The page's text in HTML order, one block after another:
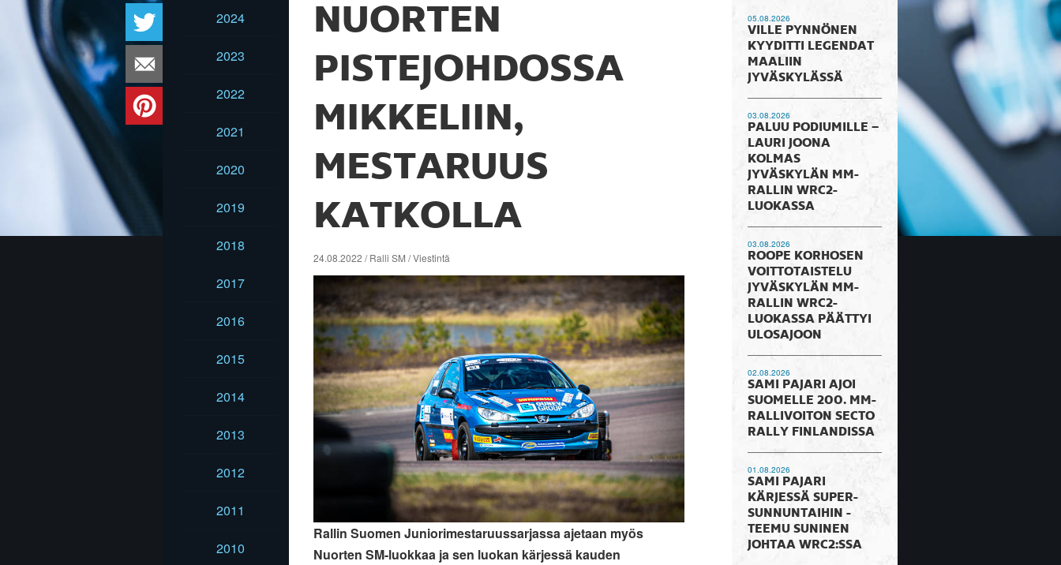
2024
2023
2022
2021
2020
2019
2018
2017
2016
2015
2014
2013
2012
2011
2010
NUORTEN
PISTEJOHDOSSA
MIKKELIIN,
MESTARUUS
KATKOLLA
24.08.2022 / Ralli SM / Viestintä
Rallin Suomen Juniorimestaruussarjassa ajetaan myös
Nuorten SM-luokkaa ja sen luokan kärjessä kauden
05.08.2026
VILLE PYNNÖNEN
KYYDITTI LEGENDAT
MAALIIN
JYVÄSKYLÄSSÄ
03.08.2026
PALUU PODIUMILLE –
LAURI JOONA
KOLMAS
JYVÄSKYLÄN MM-
RALLIN WRC2-
LUOKASSA
03.08.2026
ROOPE KORHOSEN
VOITTOTAISTELU
JYVÄSKYLÄN MM-
RALLIN WRC2-
LUOKASSA PÄÄTTYI
ULOSAJOON
02.08.2026
SAMI PAJARI AJOI
SUOMELLE 200. MM-
RALLIVOITON SECTO
RALLY FINLANDISSA
01.08.2026
SAMI PAJARI
KÄRJESSÄ SUPER-
SUNNUNTAIHIN -
TEEMU SUNINEN
JOHTAA WRC2:SSA